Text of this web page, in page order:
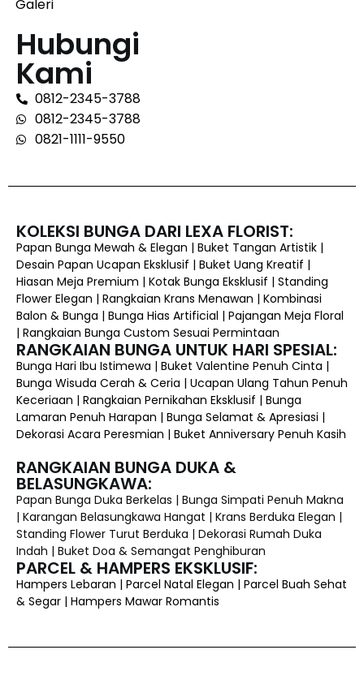
Galeri
Hubungi
Kami
0812-2345-3788
0812-2345-3788
0821-1111-9550
KOLEKSI BUNGA DARI LEXA FLORIST:
Papan Bunga Mewah & Elegan | Buket Tangan Artistik |
Desain Papan Ucapan Eksklusif | Buket Uang Kreatif |
Hiasan Meja Premium | Kotak Bunga Eksklusif | Standing
Flower Elegan | Rangkaian Krans Menawan | Kombinasi
Balon & Bunga | Bunga Hias Artificial | Pajangan Meja Floral
| Rangkaian Bunga Custom Sesuai Permintaan
RANGKAIAN BUNGA UNTUK HARI SPESIAL:
Bunga Hari Ibu Istimewa | Buket Valentine Penuh Cinta |
Bunga Wisuda Cerah & Ceria | Ucapan Ulang Tahun Penuh
Keceriaan | Rangkaian Pernikahan Eksklusif | Bunga
Lamaran Penuh Harapan | Bunga Selamat & Apresiasi |
Dekorasi Acara Peresmian | Buket Anniversary Penuh Kasih
RANGKAIAN BUNGA DUKA &
BELASUNGKAWA:
Papan Bunga Duka Berkelas | Bunga Simpati Penuh Makna
| Karangan Belasungkawa Hangat | Krans Berduka Elegan |
Standing Flower Turut Berduka | Dekorasi Rumah Duka
Indah | Buket Doa & Semangat Penghiburan
PARCEL & HAMPERS EKSKLUSIF:
Hampers Lebaran | Parcel Natal Elegan | Parcel Buah Sehat
& Segar | Hampers Mawar Romantis